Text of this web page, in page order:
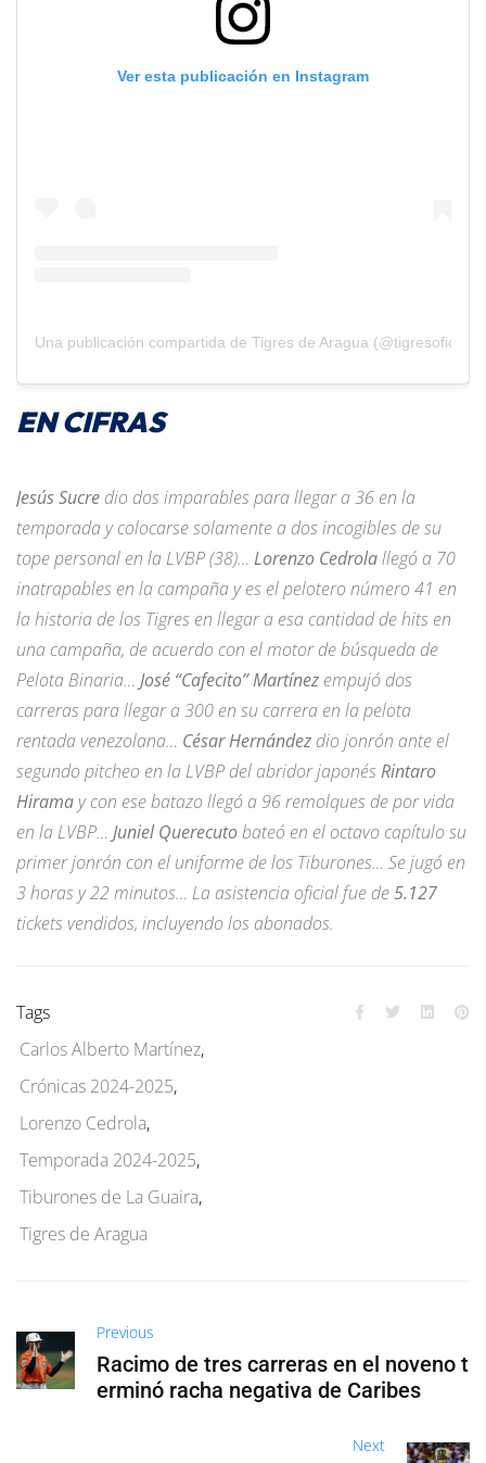
Ver esta publicación en Instagram
Una publicación compartida de Tigres de Aragua
EN CIFRAS
Jesús Sucre dio dos imparables para llegar a 36 en la
temporada y colocarse solamente a dos incogibles de su
tope personal en la LVBP (38)… Lorenzo Cedrolallegó a 70
inatrapables en la campaña y es el pelotero número 41 en
la historia de los Tigres en llegar a esa cantidad de hits en
una campaña, de acuerdo con el motor de búsqueda de
Pelota Binaria… José “Cafecito” Martínez empujó dos
carreras para llegar a 300 en su carrera en la pelota
rentada venezolana… César Hernández dio jonrón ante el
segundo pitcheo en la LVBP del abridor japonésRintaro
Hirama y con ese batazo llegó a 96 remolques de por vida
en la LVBP… Juniel Querecutobateó en el octavo capítulo su
primer jonrón con el uniforme de los Tiburones… Se jugó en
3 horas y 22 minutos… La asistencia oficial fue de5.127
tickets vendidos, incluyendo los abonados.
Tags
Carlos Alberto Martínez,
Crónicas 2024-2025,
Lorenzo Cedrola,
Temporada 2024-2025,
Tiburones de La Guaira,
Tigres de Aragua
Previous
Racimo de tres carreras en el noveno t
erminó racha negativa de Caribes
Next